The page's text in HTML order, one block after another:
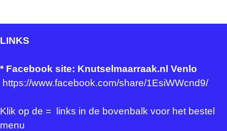
LINKS
* Facebook site: Knutselmaarraak.nl Venlo
https://www.facebook.com/share/1EsiWWcnd9/
Klik op de = links in de bovenbalk voor het bestel
menu